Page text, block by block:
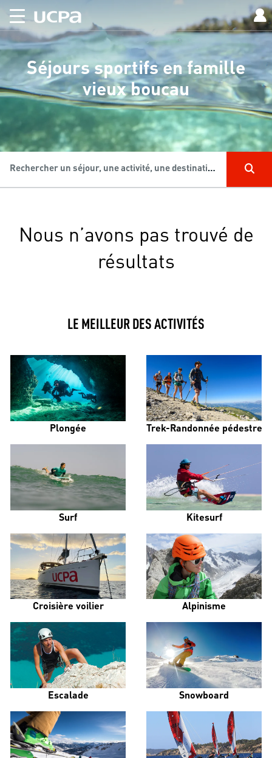
Séjours sportifs en famille
vieux boucau
Rechercher un séjour, une activité, une destination...
Nous n’avons pas trouvé de
résultats
LE MEILLEUR DES ACTIVITÉS
Plongée Trek-Randonnée pédestre
Surf Kitesurf
Croisière voilier Alpinisme
Escalade Snowboard